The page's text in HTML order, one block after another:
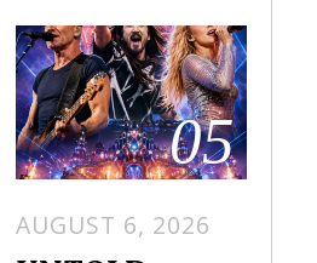
05
AUGUST 6, 2026